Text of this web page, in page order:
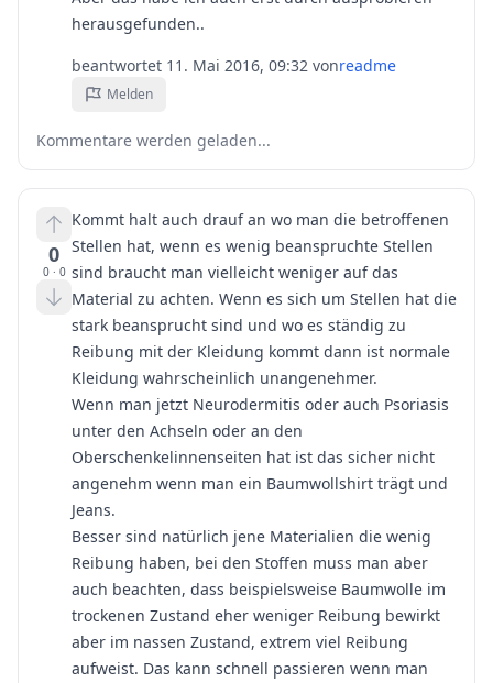
herausgefunden..
beantwortet 11. Mai 2016, 09:32 vonreadme
Melden
Kommentare werden geladen...
0
0· 0
Kommt halt auch drauf an wo man die betroffenen
Stellen hat, wenn es wenig beanspruchte Stellen
sind braucht man vielleicht weniger auf das
Material zu achten. Wenn es sich um Stellen hat die
stark beansprucht sind und wo es ständig zu
Reibung mit der Kleidung kommt dann ist normale
Kleidung wahrscheinlich unangenehmer.
Wenn man jetzt Neurodermitis oder auch Psoriasis
unter den Achseln oder an den
Oberschenkelinnenseiten hat ist das sicher nicht
angenehm wenn man ein Baumwollshirt trägt und
Jeans.
Besser sind natürlich jene Materialien die wenig
Reibung haben, bei den Stoffen muss man aber
auch beachten, dass beispielsweise Baumwolle im
trockenen Zustand eher weniger Reibung bewirkt
aber im nassen Zustand, extrem viel Reibung
aufweist. Das kann schnell passieren wenn man